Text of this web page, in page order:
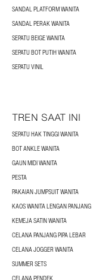
SANDAL PLATFORM WANITA
SANDAL PERAK WANITA
SEPATU BEIGE WANITA
SEPATU BOT PUTIH WANITA
SEPATU VINIL
TREN SAAT INI
SEPATU HAK TINGGI WANITA
BOT ANKLE WANITA
GAUN MIDI WANITA
PESTA
PAKAIAN JUMPSUIT WANITA
KAOS WANITA LENGAN PANJANG
KEMEJA SATIN WANITA
CELANA PANJANG PIPA LEBAR
CELANA JOGGER WANITA
SUMMER SETS